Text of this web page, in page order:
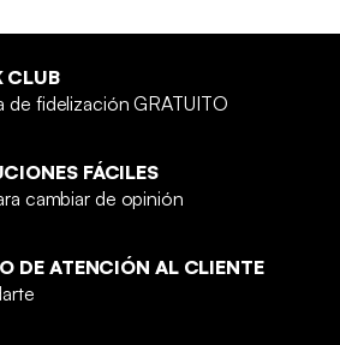
CLUB
de fidelización GRATUITO
FÁCILES
cambiar de opinión
DE ATENCIÓN AL CLIENTE